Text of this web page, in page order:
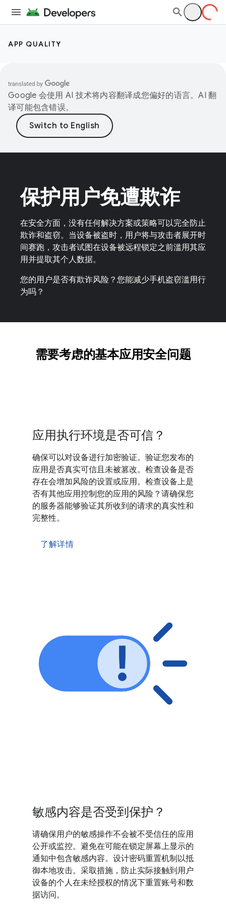
APP QUALITY
Google 会使用 AI 技术将内容翻译成您偏好的语言。AI 翻
译可能包含错误。
保护用户免遭欺诈
在安全方面，没有任何解决方案或策略可以完全防止
欺诈和盗窃。当设备被盗时，用户将与攻击者展开时
间赛跑，攻击者试图在设备被远程锁定之前滥用其应
用并提取其个人数据。
您的用户是否有欺诈风险？您能减少手机盗窃滥用行
为吗？
需要考虑的基本应用安全问题
应用执行环境是否可信？
确保可以对设备进行加密验证。验证您发布的
应用是否真实可信且未被篡改。检查设备是否
存在会增加风险的设置或应用。检查设备上是
否有其他应用控制您的应用的风险？请确保您
的服务器能够验证其所收到的请求的真实性和
完整性。
了解详情
敏感内容是否受到保护？
请确保用户的敏感操作不会被不受信任的应用
公开或监控。避免在可能在锁定屏幕上显示的
通知中包含敏感内容。设计密码重置机制以抵
御本地攻击。采取措施，防止实际接触到用户
设备的个人在未经授权的情况下重置账号和数
据访问。